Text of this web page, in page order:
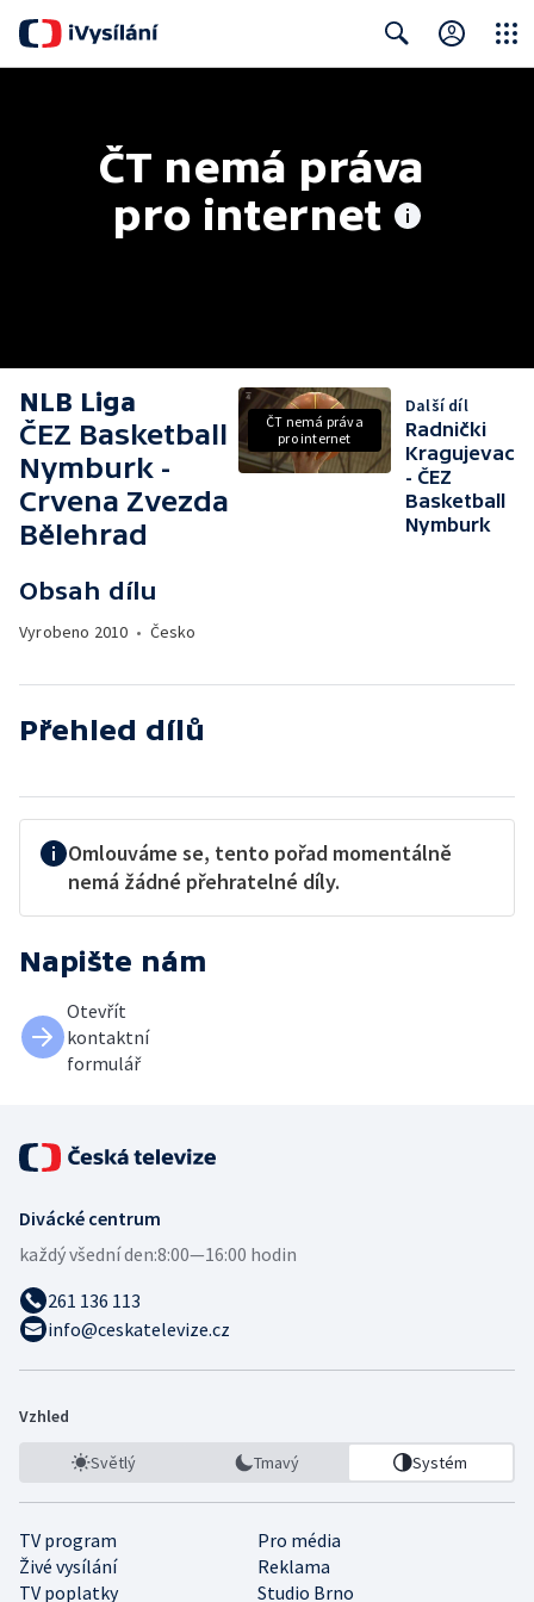
ČT nemá práva
pro internet
NLB Liga
ČEZ Basketball
Nymburk -
Crvena Zvezda
Bělehrad
Obsah dílu
Vyrobeno 2010 • Česko
ČT nemá práva
pro internet
Další díl
Radnički
Kragujevac
- ČEZ
Basketball
Nymburk
Přehled dílů
Omlouváme se, tento pořad momentálně
nemá žádné přehratelné díly.
Napište nám
Otevřít
kontaktní
formulář
Divácké centrum
každý všední den:8:00—16:00 hodin
261 136 113
info@ceskatelevize.cz
Vzhled
Světlý Tmavý Systém
TV program
Pro média
Živé vysílání
Reklama
TV poplatky
Studio Brno